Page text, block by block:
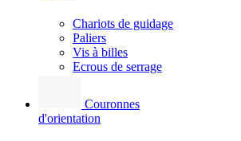
Chariots de guidage
Paliers
Vis à billes
Ecrous de serrage
Couronnes
d'orientation